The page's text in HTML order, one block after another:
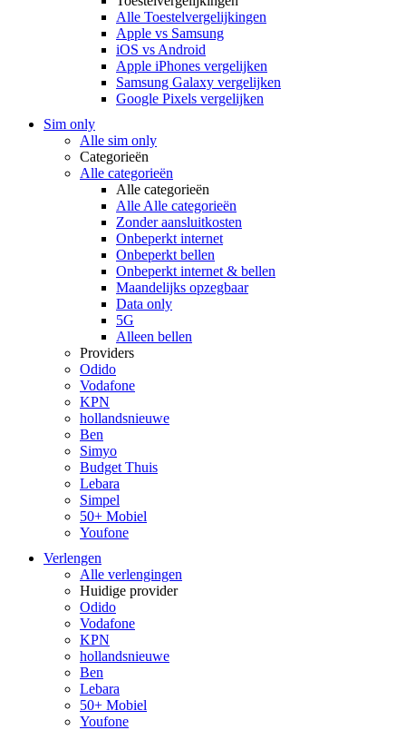
Alle Toestelvergelijkingen
Apple vs Samsung
iOS vs Android
Apple iPhones vergelijken
Samsung Galaxy vergelijken
Google Pixels vergelijken
Sim only
Alle sim only
Categorieën
Alle categorieën
Alle categorieën
Alle Alle categorieën
Zonder aansluitkosten
Onbeperkt internet
Onbeperkt bellen
Onbeperkt internet & bellen
Maandelijks opzegbaar
Data only
5G
Alleen bellen
Providers
Odido
Vodafone
KPN
hollandsnieuwe
Ben
Simyo
Budget Thuis
Lebara
Simpel
50+ Mobiel
Youfone
Verlengen
Alle verlengingen
Huidige provider
Odido
Vodafone
KPN
hollandsnieuwe
Ben
Lebara
50+ Mobiel
Youfone